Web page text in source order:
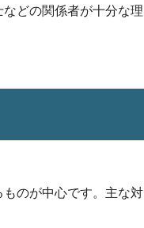
どの関係者が十分な理
のが中心です。主な対